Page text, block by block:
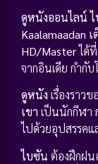
ดูหนังออนไลน์
Kaalamaadan เ
HD/Masterได้
จากอินเดีย กำกับ
ดูหนัง เรื่องราว
เขา เป็นนักกีฬา
ไปด้วยอุปสรรค
ไบซัน ต้องฝึกฝ